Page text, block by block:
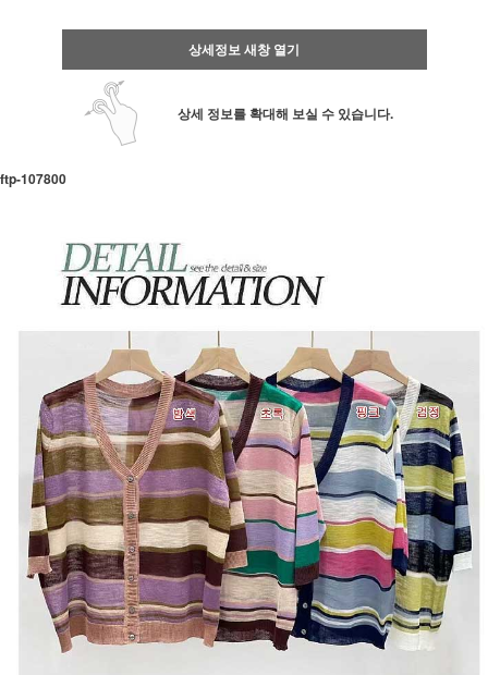
상세정보 새창 열기
상세 정보를 확대해 보실 수 있습니다.
ftp- 107800